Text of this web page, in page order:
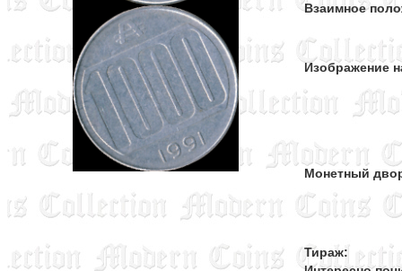
Взаимное
Изображение
Монетный
Тираж: